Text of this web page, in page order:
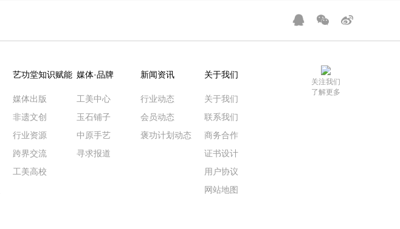
艺功堂知识赋能
媒体出版
非遗文创
行业资源
跨界交流
工美高校
媒体·品牌
工美中心
玉石铺子
中原手艺
寻求报道
新闻资讯
行业动态
会员动态
褒功计划动态
关于我们
关于我们
联系我们
商务合作
证书设计
用户协议
网站地图
关注我们
了解更多